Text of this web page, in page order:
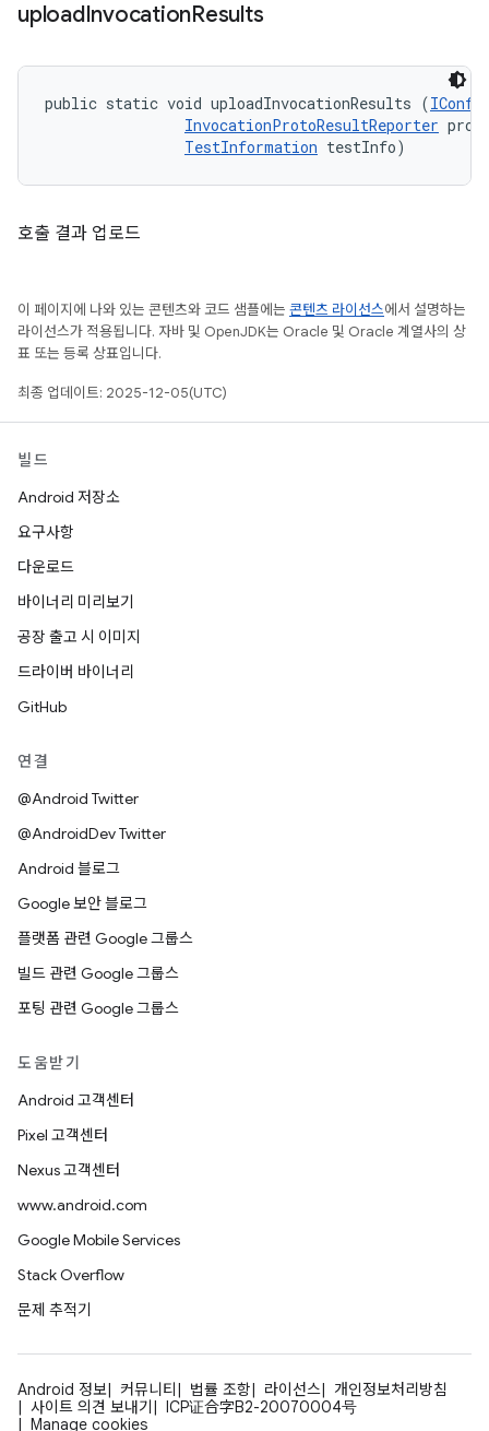
uploadInvocationResults
public static void uploadInvocationResults (
InvocationProtoResultReporter
TestInformation testInfo)
호출 결과 업로드
이 페이지에 나와 있는 콘텐츠와 코드 샘플에는 콘텐츠 라이선스에서 설명하는
라이선스가 적용됩니다. 자바 및 OpenJDK는 Oracle 및 Oracle 계열사의 상
표 또는 등록 상표입니다.
최종 업데이트: 2025-12-05(UTC)
빌드
Android 저장소
요구사항
다운로드
바이너리 미리보기
공장 출고 시 이미지
드라이버 바이너리
GitHub
연결
@Android Twitter
@AndroidDev Twitter
Android 블로그
Google 보안 블로그
플랫폼 관련 Google 그룹스
빌드 관련 Google 그룹스
포팅 관련 Google 그룹스
도움받기
Android 고객센터
Pixel 고객센터
Nexus 고객센터
www.android.com
Google Mobile Services
Stack Overflow
문제 추적기
Android 정보 커뮤니티 법률 조항 라이선스
개인정보처리방침
사이트 의견 보내기
ICP证合字B2-20070004号
Manage cookies